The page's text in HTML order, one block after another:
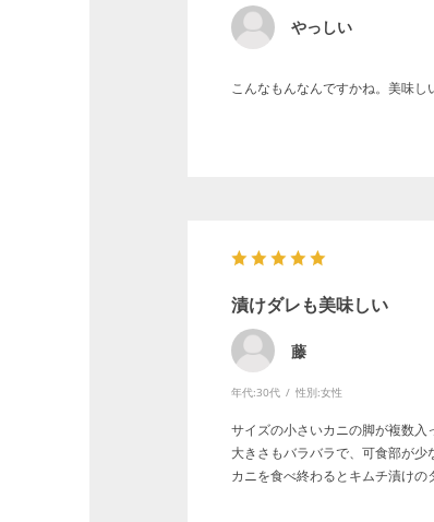
やっしい
こんなもんなんですかね。美味し
漬けダレも美味しい
藤
年代:30代 性別:女性
サイズの小さいカニの脚が複数入
大きさもバラバラで、可食部が少
カニを食べ終わるとキムチ漬けの